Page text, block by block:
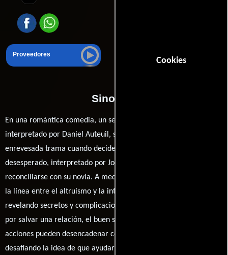
Cookies
Proveedores
Sinopsis
En una romántica comedia, un servicial jefe de camareros,
interpretado por Daniel Auteuil, se ve arrastrado a una
enrevesada trama cuando decide ayudar a un hombre
desesperado, interpretado por José Garcia, que busca
reconciliarse con su novia. A medida que se entrelazan sus vidas,
la línea entre el altruismo y la intervención se difumina,
revelando secretos y complicaciones inesperadas. En su intento
por salvar una relación, el buen samaritano descubre que sus
acciones pueden desencadenar consecuencias inesperadas,
desafiando la idea de que ayudar siempre es lo correcto. ¿Hasta